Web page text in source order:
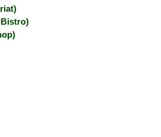
Bistro)